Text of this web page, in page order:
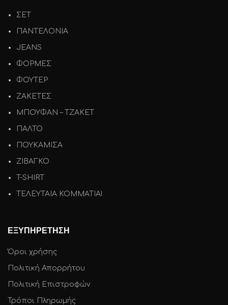
ΣΕΤ
ΠΑΝΤΕΛΟΝΙΑ
JEANS
ΦΟΡΜΕΣ
ΦΟΥΤΕΡ
ΖΑΚΕΤΕΣ
ΜΠΟΥΦΑΝ – ΤΖΑΚΕΤ
ΠΑΛΤΟ
ΠΟΥΚΑΜΙΣΑ
ΖΙΒΑΓΚΟ
T-SHIRT
ΤΕΛΕΥΤΑΙΑ ΚΟΜΜΑΤΙΑ!
ΕΞΥΠΗΡΕΤΗΣΗ
Όροι χρήσης
Πολιτική Απορρήτου
Πολιτική Επιστροφών
Τρόποι Πληρωμής